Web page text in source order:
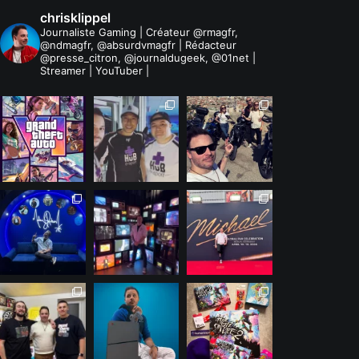
chrisklippel
Journaliste Gaming | Créateur @rmagfr,
@ndmagfr, @absurdvmagfr | Rédacteur
@presse_citron, @journaldugeek, @01net |
Streamer | YouTuber |